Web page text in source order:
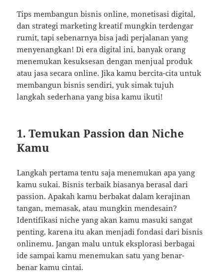
Tips membangun bisnis online, monetisasi digital,
dan strategi marketing kreatif mungkin terdengar
rumit, tapi sebenarnya bisa jadi perjalanan yang
menyenangkan! Di era digital ini, banyak orang
menemukan kesuksesan dengan menjual produk
atau jasa secara online. Jika kamu bercita-cita untuk
membangun bisnis sendiri, yuk simak tujuh
langkah sederhana yang bisa kamu ikuti!
1. Temukan Passion dan Niche
Kamu
Langkah pertama tentu saja menemukan apa yang
kamu sukai. Bisnis terbaik biasanya berasal dari
passion. Apakah kamu berbakat dalam kerajinan
tangan, memasak, atau mungkin mendesain?
Identifikasi niche yang akan kamu masuki sangat
penting, karena itu akan menjadi fondasi dari bisnis
onlinemu. Jangan malu untuk eksplorasi berbagai
ide sampai kamu menemukan satu yang benar-
benar kamu cintai.